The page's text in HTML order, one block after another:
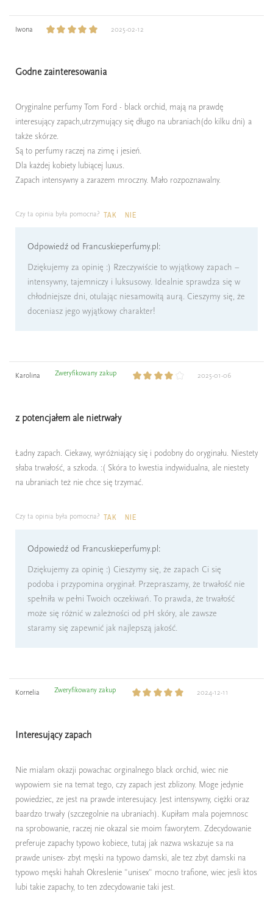
Iwona 2025-02-12
Godne zainteresowania
Oryginalne perfumy Tom Ford - black orchid, mają na prawdę
interesujący zapach,utrzymujący się długo na ubraniach(do kilku dni) a
także skórze.
Są to perfumy raczej na zimę i jesień.
Dla każdej kobiety lubiącej luxus.
Zapach intensywny a zarazem mroczny. Mało rozpoznawalny.
Czy ta opinia była pomocna? TAK NIE
Odpowiedź od Francuskieperfumy.pl:
Dziękujemy za opinię :) Rzeczywiście to wyjątkowy zapach –
intensywny, tajemniczy i luksusowy. Idealnie sprawdza się w
chłodniejsze dni, otulając niesamowitą aurą. Cieszymy się, że
doceniasz jego wyjątkowy charakter!
Karolina Zweryfikowany zakup 2025-01-06
z potencjałem ale nietrwały
Ładny zapach. Ciekawy, wyróżniający się i podobny do oryginału. Niestety
słaba trwałość, a szkoda. :( Skóra to kwestia indywidualna, ale niestety
na ubraniach też nie chce się trzymać.
Czy ta opinia była pomocna? TAK NIE
Odpowiedź od Francuskieperfumy.pl:
Dziękujemy za opinię :) Cieszymy się, że zapach Ci się
podoba i przypomina oryginał. Przepraszamy, że trwałość nie
spełniła w pełni Twoich oczekiwań. To prawda, że trwałość
może się różnić w zależności od pH skóry, ale zawsze
staramy się zapewnić jak najlepszą jakość.
Kornelia Zweryfikowany zakup 2024-12-11
Interesujący zapach
Nie mialam okazji powachac orginalnego black orchid, wiec nie
wypowiem sie na temat tego, czy zapach jest zblizony. Moge jedynie
powiedziec, ze jest na prawde interesujacy. Jest intensywny, ciężki oraz
baardzo trwały (szczegolnie na ubraniach). Kupiłam mala pojemnosc
na sprobowanie, raczej nie okazal sie moim faworytem. Zdecydowanie
preferuje zapachy typowo kobiece, tutaj jak nazwa wskazuje sa na
prawde unisex- zbyt męski na typowo damski, ale tez zbyt damski na
typowo męski hahah Okreslenie "unisex" mocno trafione, wiec jesli ktos
lubi takie zapachy, to ten zdecydowanie taki jest.